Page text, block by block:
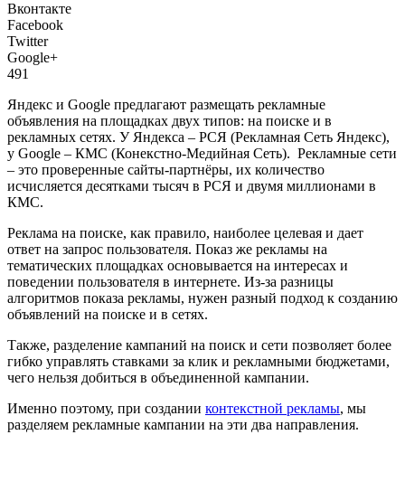
Вконтакте
Facebook
Twitter
Google+
491
Яндекс и Google предлагают размещать рекламные
объявления на площадках двух типов: на поиске и в
рекламных сетях. У Яндекса – РСЯ (Рекламная Сеть Яндекс),
у Google – КМС (Конекстно-Медийная Сеть). Рекламные сети
– это проверенные сайты-партнёры, их количество
исчисляется десятками тысяч в РСЯ и двумя миллионами в
КМС.
Реклама на поиске, как правило, наиболее целевая и дает
ответ на запрос пользователя. Показ же рекламы на
тематических площадках основывается на интересах и
поведении пользователя в интернете. Из-за разницы
алгоритмов показа рекламы, нужен разный подход к созданию
объявлений на поиске и в сетях.
Также, разделение кампаний на поиск и сети позволяет более
гибко управлять ставками за клик и рекламными бюджетами,
чего нельзя добиться в объединенной кампании.
Именно поэтому, при создании контекстной рекламы, мы
разделяем рекламные кампании на эти два направления.